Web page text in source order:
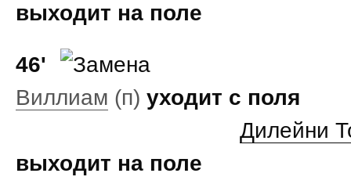
выходит на поле
46'
Виллиам (п) уходит с поля
Дилейни
выходит на поле